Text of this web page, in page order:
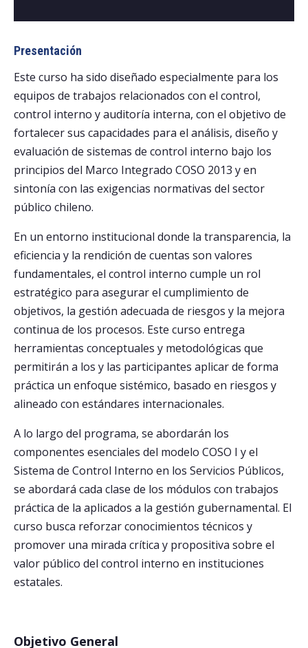
Presentación
Este curso ha sido diseñado especialmente para los
equipos de trabajos relacionados con el control,
control interno y auditoría interna, con el objetivo de
fortalecer sus capacidades para el análisis, diseño y
evaluación de sistemas de control interno bajo los
principios del Marco Integrado COSO 2013 y en
sintonía con las exigencias normativas del sector
público chileno.
En un entorno institucional donde la transparencia, la
eficiencia y la rendición de cuentas son valores
fundamentales, el control interno cumple un rol
estratégico para asegurar el cumplimiento de
objetivos, la gestión adecuada de riesgos y la mejora
continua de los procesos. Este curso entrega
herramientas conceptuales y metodológicas que
permitirán a los y las participantes aplicar de forma
práctica un enfoque sistémico, basado en riesgos y
alineado con estándares internacionales.
A lo largo del programa, se abordarán los
componentes esenciales del modelo COSO I y el
Sistema de Control Interno en los Servicios Públicos,
se abordará cada clase de los módulos con trabajos
práctica de la aplicados a la gestión gubernamental. El
curso busca reforzar conocimientos técnicos y
promover una mirada crítica y propositiva sobre el
valor público del control interno en instituciones
estatales.
Objetivo General